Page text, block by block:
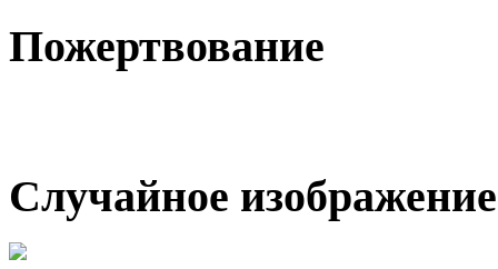
Пожертвование
Случайное изображение